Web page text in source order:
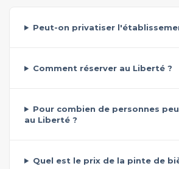
Peut-on privatiser
Comment réserver au Liberté ?
Pour combien de personnes
au Liberté ?
Quel est le prix de la pinte de